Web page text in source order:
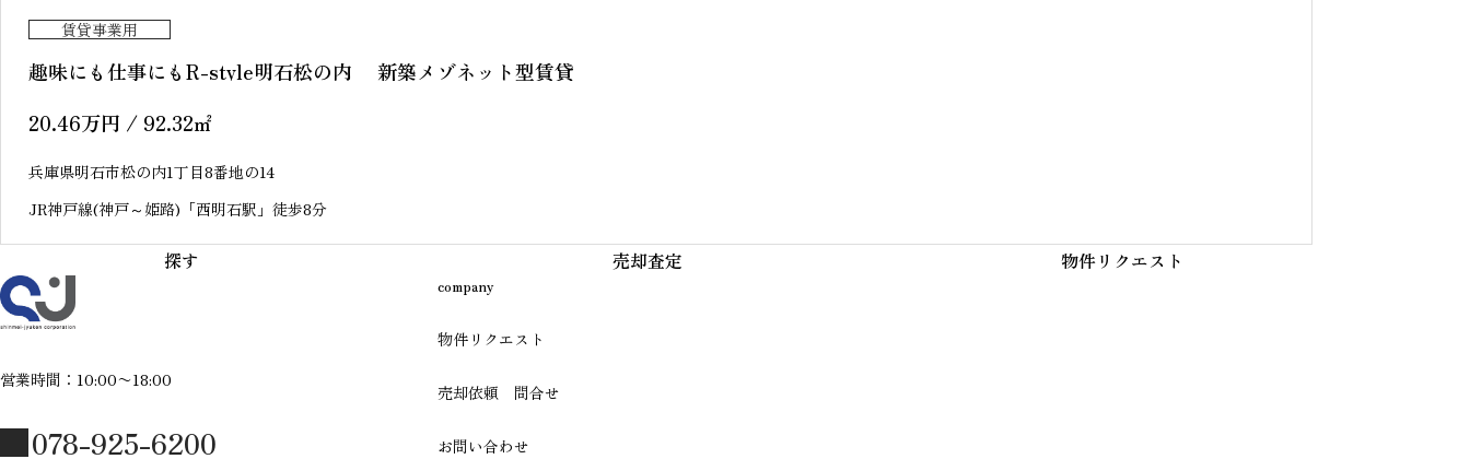
賃貸事業用
趣味にも仕事にもR-style明石松の内 新築メゾネット型賃貸
20.46万円 / 92.32㎡
兵庫県明石市松の内1丁目8番地の14
JR神戸線(神戸～姫路)「西明石駅」徒歩8分
探す 売却査定 物件リクエスト
営業時間：10:00〜18:00
078-925-6200
company
物件リクエスト
売却依頼 問合せ
お問い合わせ